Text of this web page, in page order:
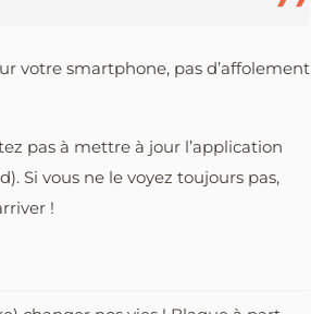
votre smartphone, pas d’affolement
pas à mettre à jour l’application
Si vous ne le voyez toujours pas,
!